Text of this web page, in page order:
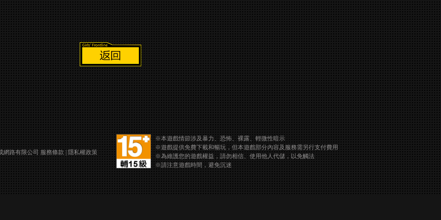
網路有限公司 服務條款 隱私權政策
※本遊戲情節涉及暴力、恐怖、裸露、輕微性暗示
※遊戲提供免費下載和暢玩，但本遊戲部分內容及服務需另行支付費用
※為維護您的遊戲權益，請勿相信、使用他人代儲，以免觸法
※請注意遊戲時間，避免沉迷